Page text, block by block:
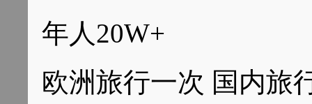
年人20W+
欧洲旅行一次 国内旅